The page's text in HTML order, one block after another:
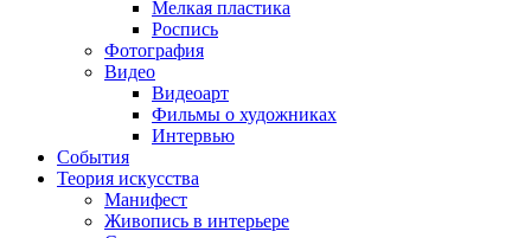
Мелкая пластика
Роспись
Фотография
Видео
Видеоарт
Фильмы о художниках
Интервью
События
Теория искусства
Манифест
Живопись в интерьере